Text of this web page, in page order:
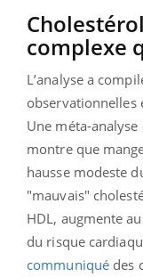
complexe
L’analyse a
observationnelles
Une méta-
montre que
hausse modeste
"mauvais"
HDL, augmente
du risque
communiqué des